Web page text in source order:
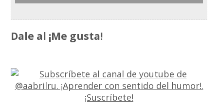
Dale al ¡Me gusta!